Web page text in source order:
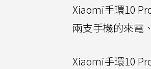
Xiaomi手環10
兩支手機的來電
Xiaomi手環10